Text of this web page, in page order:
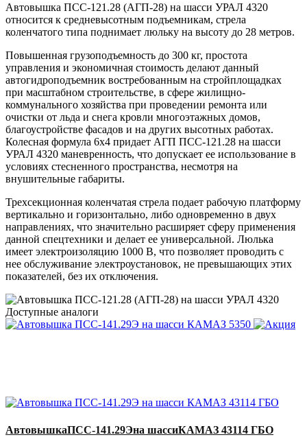
Автовышка ПСС-121.28 (АГП-28) на шасси УРАЛ 4320
относится к средневысотным подъемникам, стрела
коленчатого типа поднимает люльку на высоту до 28 метров.
Повышенная грузоподъемность до 300 кг, простота
управления и экономичная стоимость делают данный
автогидроподъемник востребованным на стройплощадках
при масштабном строительстве, в сфере жилищно-
коммунального хозяйства при проведении ремонта или
очистки от льда и снега кровли многоэтажных домов,
благоустройстве фасадов и на других высотных работах.
Колесная формула 6х4 придает АГП ПСС-121.28 на шасси
УРАЛ 4320 маневренность, что допускает ее использование в
условиях стесненного пространства, несмотря на
внушительные габариты.
Трехсекционная коленчатая стрела подает рабочую платформу
вертикально и горизонтально, либо одновременно в двух
направлениях, что значительно расширяет сферу применения
данной спецтехники и делает ее универсальной. Люлька
имеет электроизоляцию 1000 В, что позволяет проводить с
нее обслуживание электроустановок, не превышающих этих
показателей, без их отключения.
Доступные аналоги
АвтовышкаПСС-141.29Эна шассиКАМАЗ 43114 ГБО